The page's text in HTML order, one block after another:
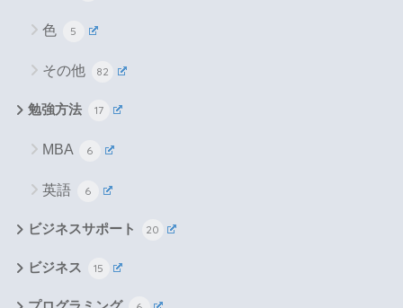
色 5
その他 82
勉強方法 17
MBA 6
英語 6
ビジネスサポート 20
ビジネス 15